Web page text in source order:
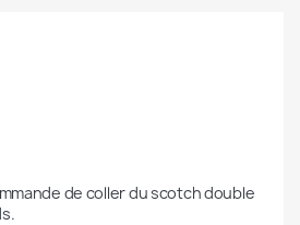
de coller du scotch double